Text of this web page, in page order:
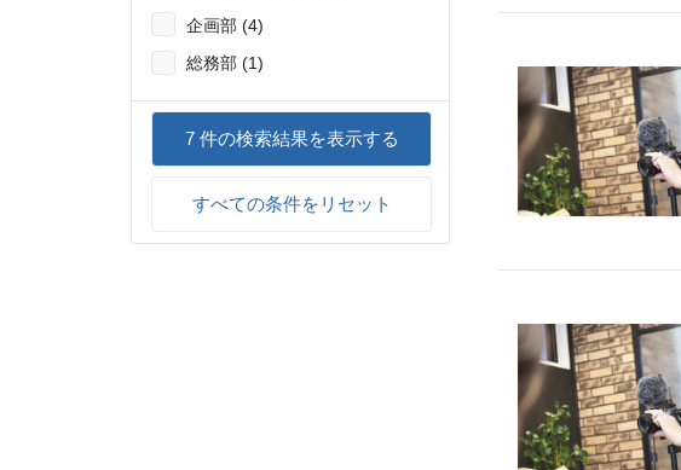
企画部 (4)
総務部 (1)
7件の検索結果を表示する
すべての条件をリセット